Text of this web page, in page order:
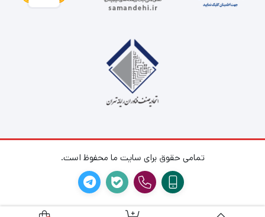
Supported Fax Delayed Sending Distinctive Ring
Phone TAM Interface Supported Fax Polling
Supported Fax Telephone Mode Supported Junk
Barrier Supported PC Interface Supported Telephone
Handset Supported
600 مگاهرتزتمامی حقوق برای سایت ما محفوظ است.